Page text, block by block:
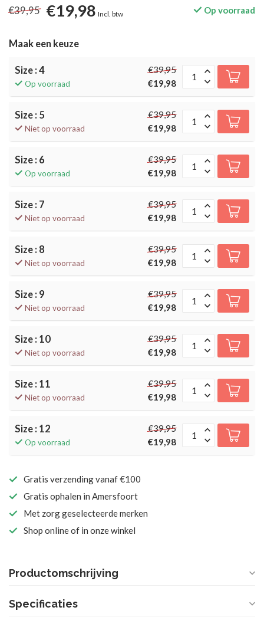
€39,95 €19,98 Incl. btw Op voorraad
Maak een keuze
Size : 4
Op voorraad
€39,95
€19,98
Size : 5
Niet op voorraad
€39,95
€19,98
Size : 6
Op voorraad
€39,95
€19,98
Size : 7
Niet op voorraad
€39,95
€19,98
Size : 8
Niet op voorraad
€39,95
€19,98
Size : 9
Niet op voorraad
€39,95
€19,98
Size : 10
Niet op voorraad
€39,95
€19,98
Size : 11
Niet op voorraad
€39,95
€19,98
Size : 12
Op voorraad
€39,95
€19,98
Gratis verzending vanaf €100
Gratis ophalen in Amersfoort
Met zorg geselecteerde merken
Shop online of in onze winkel
Productomschrijving
Specificaties